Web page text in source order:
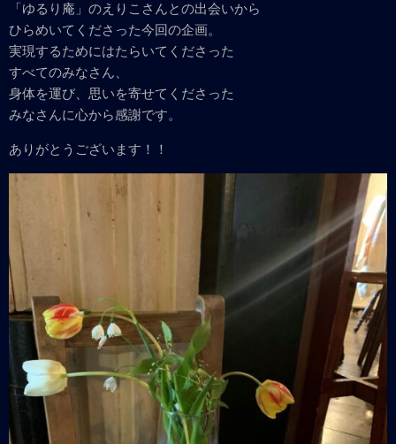
「ゆるり庵」のえりこさんとの出会いから
ひらめいてくださった今回の企画。
実現するためにはたらいてくださった
すべてのみなさん、
身体を運び、思いを寄せてくださった
みなさんに心から感謝です。
ありがとうございます！！